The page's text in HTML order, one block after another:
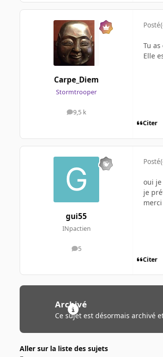
Carpe_Diem
Stormtrooper
9,5 k
messages
Tu as
Elle
Citer
gui55
INpactien
5
messages
oui
je
Citer
Archivé
Ce sujet est désormais archivé
Aller sur la liste des sujets